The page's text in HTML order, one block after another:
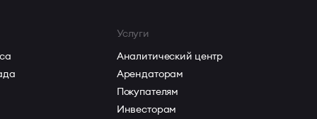
Услуги
Аналитический центр
Арендаторам
Покупателям
Инвесторам